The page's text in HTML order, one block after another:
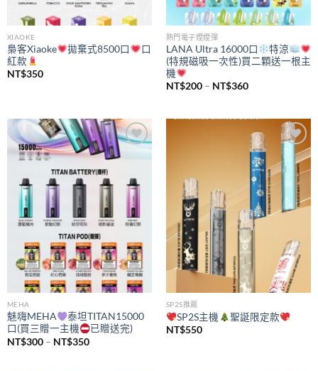
XIAOKE
梟客Xiaoke 拋棄式8500口
口
紅款
NT$350
熱門電子煙煙彈
LANA Ultra 16000口
特涼
(特規磁吸一次性)買二顆送一根主
機
NT$200 – NT$360價
NT$200
到
NT$360
Add to
MEHA
魅嗨MEHA
泰坦TITAN15000
口(買三贈一主機
已贈送完)
NT$300 – NT$350價
Add to
wishlist
SP2S推薦
SP2S主機
聖誕限定款
NT$550